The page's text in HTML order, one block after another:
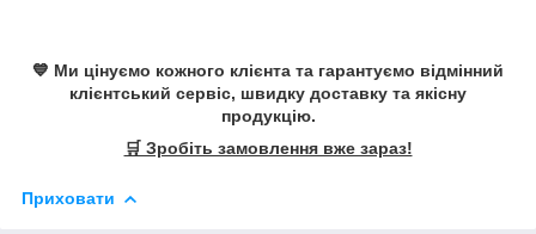
💙 Ми цінуємо кожного клієнта та гарантуємо відмінний
клієнтський сервіс, швидку доставку та якісну
продукцію.
🛒 Зробіть замовлення вже зараз!
Приховати